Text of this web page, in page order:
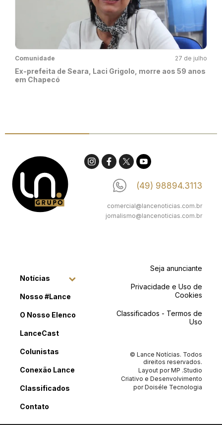
Comunidade 27 de julho
Ex-prefeita de Seara, Laci Grigolo, morre aos 59 anos
em Chapecó
(49) 98894.3113
comercial@lancenoticias.com.br
jornalismo@lancenoticias.com.br
Notícias
Nosso #Lance
O Nosso Elenco
LanceCast
Colunistas
Conexão Lance
Classificados
Contato
Seja anunciante
Privacidade e Uso de
Cookies
Classificados - Termos de
Uso
© Lance Notícias. Todos
direitos reservados.
Layout porMP .Studio
Criativo e Desenvolvimento
porDoiséle Tecnologia